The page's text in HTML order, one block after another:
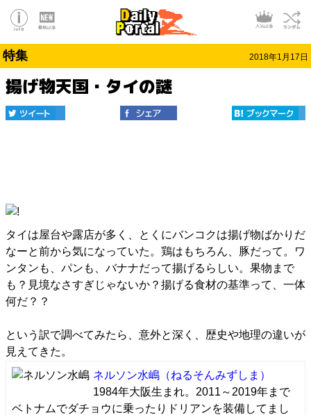
特集 2018年1月17日
揚げ物天国・タイの謎
タイは屋台や露店が多く、とくにバンコクは揚げ物ばかりだ
なーと前から気になっていた。鶏はもちろん、豚だって。ワ
ンタンも、パンも、バナナだって揚げるらしい。果物まで
も？見境なさすぎじゃないか？揚げる食材の基準って、一体
何だ？？
という訳で調べてみたら、意外と深く、歴史や地理の違いが
見えてきた。
ネルソン水嶋 （ねるそんみずしま）
1984年大阪生まれ。2011～2019年まで
ベトナムでダチョウに乗ったりドリアンを装備してまし